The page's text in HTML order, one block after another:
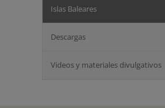
Islas Baleares
Descargas
Videos y materiales divulgativos